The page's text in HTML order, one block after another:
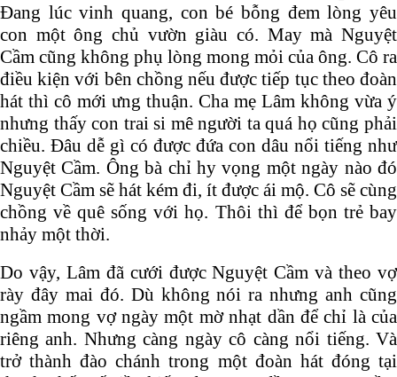
Đang lúc vinh quang, con bé bỗng đem lòng yêu
con một ông chủ vườn giàu có. May mà Nguyệt
Cầm cũng không phụ lòng mong mỏi của ông. Cô ra
điều kiện với bên chồng nếu được tiếp tục theo đoàn
hát thì cô mới ưng thuận. Cha mẹ Lâm không vừa ý
nhưng thấy con trai si mê người ta quá họ cũng phải
chiều. Đâu dễ gì có được đứa con dâu nổi tiếng như
Nguyệt Cầm. Ông bà chỉ hy vọng một ngày nào đó
Nguyệt Cầm sẽ hát kém đi, ít được ái mộ. Cô sẽ cùng
chồng về quê sống với họ. Thôi thì để bọn trẻ bay
nhảy một thời.
Do vậy, Lâm đã cưới được Nguyệt Cầm và theo vợ
rày đây mai đó. Dù không nói ra nhưng anh cũng
ngầm mong vợ ngày một mờ nhạt dần để chỉ là của
riêng anh. Nhưng càng ngày cô càng nổi tiếng. Và
trở thành đào chánh trong một đoàn hát đóng tại